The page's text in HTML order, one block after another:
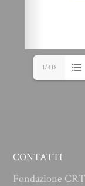
1/418
CONTATTI
Fondazione